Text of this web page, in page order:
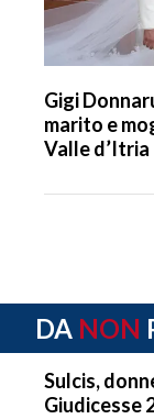
Gigi
marito e
Valle d’Itria
DA NON
Sulcis,
Giudicesse